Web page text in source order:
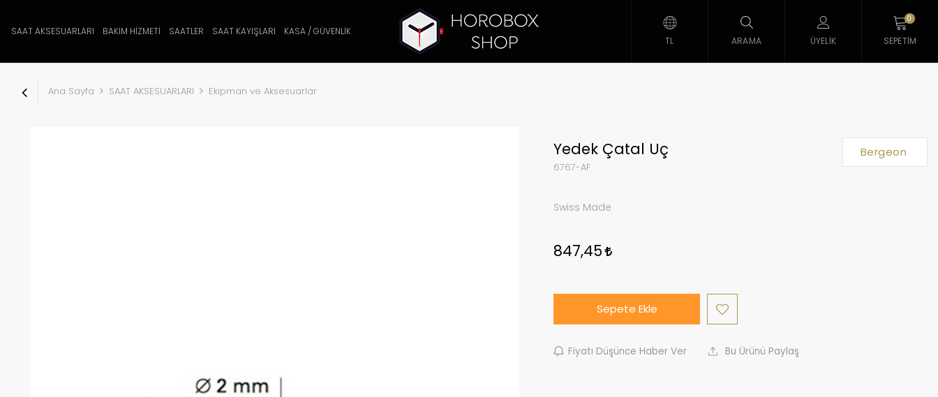
SAAT AKSESUARLARI BAKIM HİZMETİ SAATLER SAAT KAYIŞLARI
KASA / GÜVENLİK
TL
ARAMA ÜYELIK
0
SEPETIM
Ana Sayfa SAAT AKSESUARLARI Ekipman ve Aksesuarlar
Bergeon
Yedek Çatal Uç
6767-AF
Swiss Made
847,45
Sepete Ekle
Fiyatı Düşünce Haber Ver Bu Ürünü Paylaş